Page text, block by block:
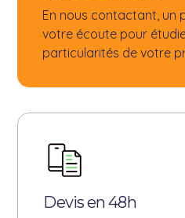
En nous contactant, un
votre écoute pour
particularités de votre
Devis en 48h